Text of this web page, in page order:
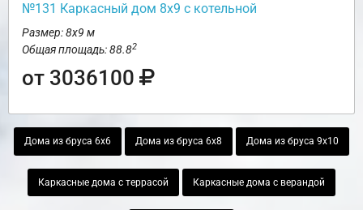
№131 Каркасный дом 8х9 с котельной
Размер: 8х9 м
Общая площадь: 88.82
от 3036100
Дома из бруса 6х6 Дома из бруса 6х8 Дома из бруса 9х10
Каркасные дома с террасой Каркасные дома с верандой